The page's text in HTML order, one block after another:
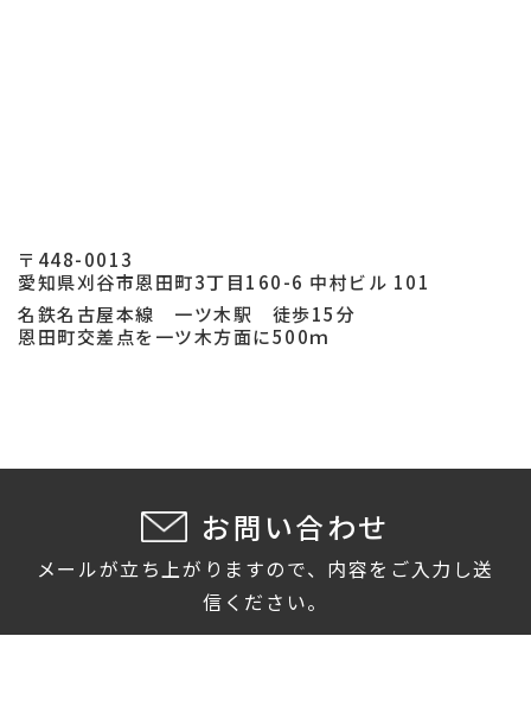
〒448-0013
愛知県刈谷市恩田町3丁目160-6 中村ビル 101
名鉄名古屋本線 一ツ木駅 徒歩15分
恩田町交差点を一ツ木方面に500ｍ
お問い合わせ
メールが立ち上がりますので、内容をご入力し送
信ください。